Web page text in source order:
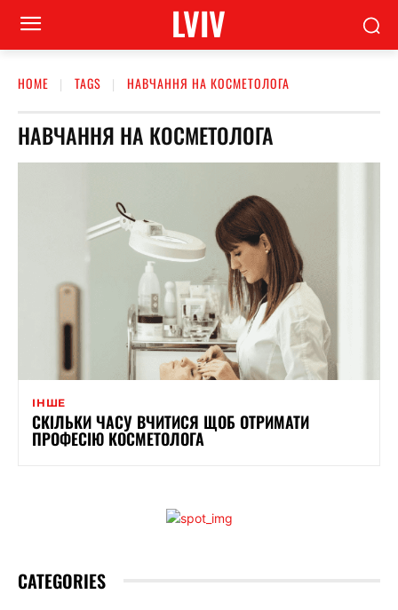
LVIV
HOME TAGS НАВЧАННЯ НА КОСМЕТОЛОГА
НАВЧАННЯ НА КОСМЕТОЛОГА
ІНШЕ
СКІЛЬКИ ЧАСУ ВЧИТИСЯ ЩОБ ОТРИМАТИ
ПРОФЕСIЮ КОСМЕТОЛОГА
CATEGORIES